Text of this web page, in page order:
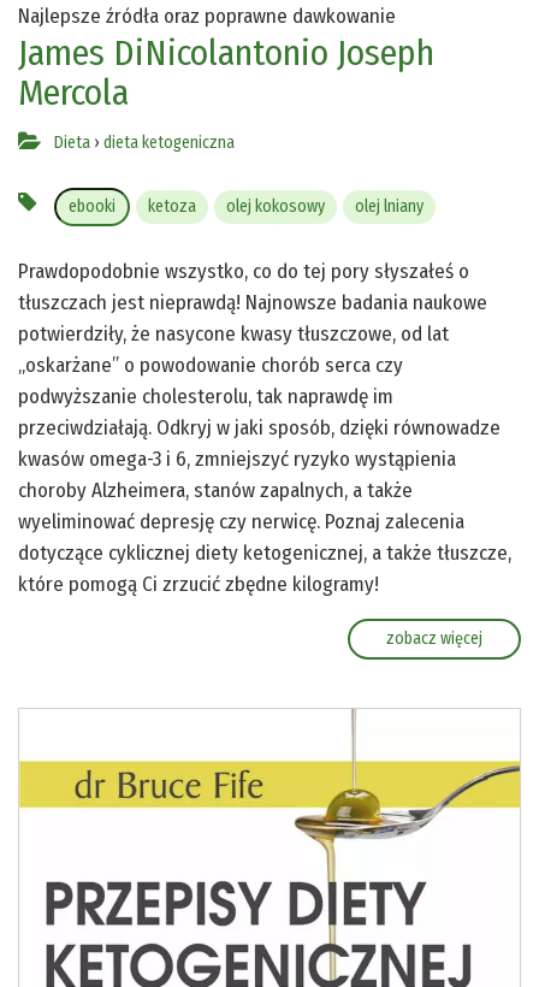
Najlepsze źródła oraz poprawne dawkowanie
James DiNicolantonio Joseph
Mercola
Dieta › dieta ketogeniczna
ebooki ketoza olej kokosowy olej lniany
Prawdopodobnie wszystko, co do tej pory słyszałeś o
tłuszczach jest nieprawdą! Najnowsze badania naukowe
potwierdziły, że nasycone kwasy tłuszczowe, od lat
„oskarżane” o powodowanie chorób serca czy
podwyższanie cholesterolu, tak naprawdę im
przeciwdziałają. Odkryj w jaki sposób, dzięki równowadze
kwasów omega-3 i 6, zmniejszyć ryzyko wystąpienia
choroby Alzheimera, stanów zapalnych, a także
wyeliminować depresję czy nerwicę. Poznaj zalecenia
dotyczące cyklicznej diety ketogenicznej, a także tłuszcze,
które pomogą Ci zrzucić zbędne kilogramy!
zobacz więcej